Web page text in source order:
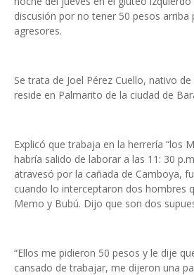
discusión por no tener 50 pesos arriba
agresores.
Se trata de Joel Pérez Cuello, nativo
reside en Palmarito de la ciudad de
Explicó que trabaja en la herrería “los
habría salido de laborar a las 11: 30
atravesó por la cañada de Camboya,
cuando lo interceptaron dos hombres
Memo y Bubú. Dijo que son dos
“Ellos me pidieron 50 pesos y le dije
cansado de trabajar, me dijeron una